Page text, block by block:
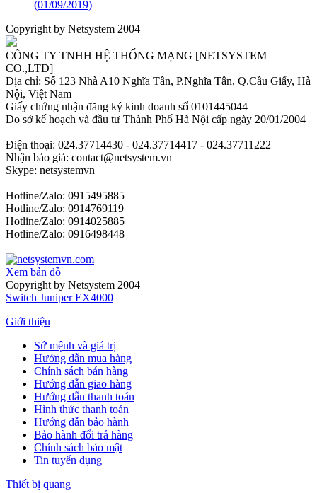
(01/09/2019)
Copyright by Netsystem 2004
CÔNG TY TNHH HỆ THỐNG MẠNG [NETSYSTEM
CO.,LTD]
Địa chỉ: Số 123 Nhà A10 Nghĩa Tân, P.Nghĩa Tân, Q.Cầu Giấy, Hà
Nội, Việt Nam
Giấy chứng nhận đăng ký kinh doanh số 0101445044
Do sở kế hoạch và đầu tư Thành Phố Hà Nội cấp ngày 20/01/2004
Điện thoại: 024.37714430 - 024.37714417 - 024.37711222
Nhận báo giá: contact@netsystem.vn
Skype: netsystemvn
Hotline/Zalo: 0915495885
Hotline/Zalo: 0914769119
Hotline/Zalo: 0914025885
Hotline/Zalo: 0916498448
Xem bản đồ
Copyright by Netsystem 2004
Switch Juniper EX4000
Giới thiệu
Sứ mệnh và giá trị
Hướng dẫn mua hàng
Chính sách bán hàng
Hướng dẫn giao hàng
Hướng dẫn thanh toán
Hình thức thanh toán
Hướng dẫn bảo hành
Bảo hành đổi trả hàng
Chính sách bảo mật
Tin tuyển dụng
Thiết bị quang